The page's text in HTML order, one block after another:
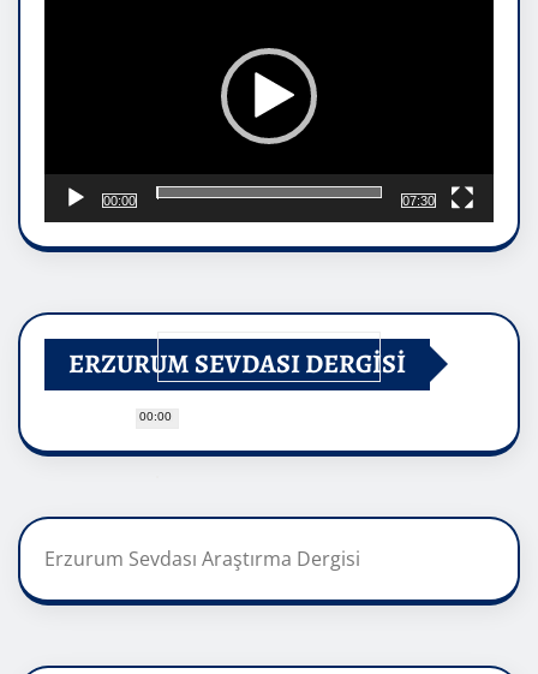
00:00
00:00
07:30
ERZURUM SEVDASI DERGİSİ
Erzurum Sevdası Araştırma Dergisi